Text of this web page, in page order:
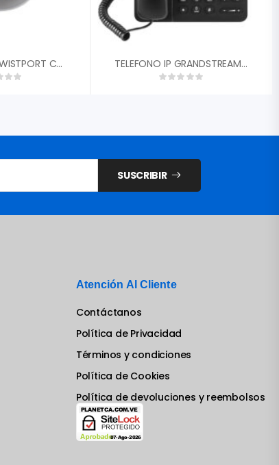
ADAPTADOR TWISTPORT CONECTORIZADO SMA 5.1-6.4 GHZ RF ELEMENTS TPASMA TELEFONO IP GRANDSTREAM GXP-1610 SIP 2X ETHERNET PANTALLA LCD CONFERENCIA TFTP / HTTP / HTTPS, SRTP Y TLS
SUSCRIBIR
Atención Al Cliente
Contáctanos
Política de Privacidad
Términos y condiciones
Política de Cookies
Política de devoluciones y reembolsos